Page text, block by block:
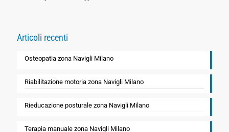
Articoli recenti
Osteopatia zona Navigli Milano
Riabilitazione motoria zona Navigli Milano
Rieducazione posturale zona Navigli Milano
Terapia manuale zona Navigli Milano